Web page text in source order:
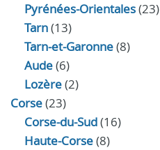
Pyrénées-Orientales(23)
Tarn(13)
Tarn-et-Garonne(8)
Aude(6)
Lozère(2)
Corse(23)
Corse-du-Sud(16)
Haute-Corse(8)